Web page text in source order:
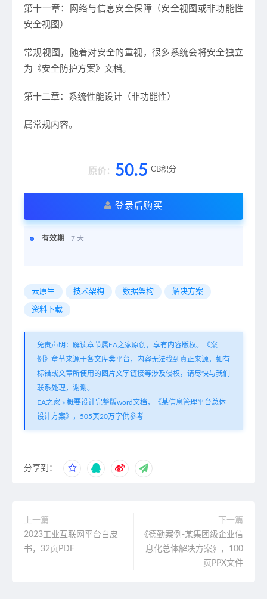
第十一章：网络与信息安全保障（安全视图或非功能性
安全视图）
常规视图，随着对安全的重视，很多系统会将安全独立
为《安全防护方案》文档。
第十二章：系统性能设计（非功能性）
​属常规内容。​
原价： 50.5 CB积分
登录后购买
有效期 7 天
云原生 技术架构 数据架构 解决方案
资料下载
免责声明：解读章节属EA之家原创，享有内容版权。《案
例》章节来源于各文库类平台，内容无法找到真正来源，如有
标错或文章所使用的图片文字链接等涉及侵权，请尽快与我们
联系处理，谢谢。
EA之家 » 概要设计完整版word文档，《某信息管理平台总体
设计方案》，505页20万字供参考
分享到：
上一篇
2023工业互联网平台白皮
书，32页PDF
下一篇
《德勤案例-某集团级企业信
息化总体解决方案》，100
页PPX文件